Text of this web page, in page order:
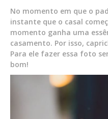
No momento em que o
instante que o casal
momento ganha uma
casamento. Por isso,
Para ele fazer essa foto
bom!